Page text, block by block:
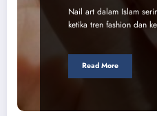
Nail art dalam Islam
ketika tren fashion dan
Read More